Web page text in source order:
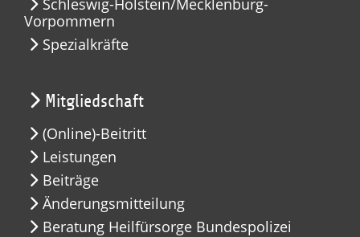
Schleswig-Holstein/Mecklenburg-
Vorpommern
Spezialkräfte
Mitgliedschaft
(Online)-Beitritt
Leistungen
Beiträge
Änderungsmitteilung
Beratung Heilfürsorge Bundespolizei